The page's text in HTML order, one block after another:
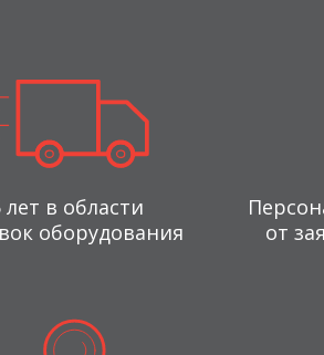
лет в области
оборудования
от